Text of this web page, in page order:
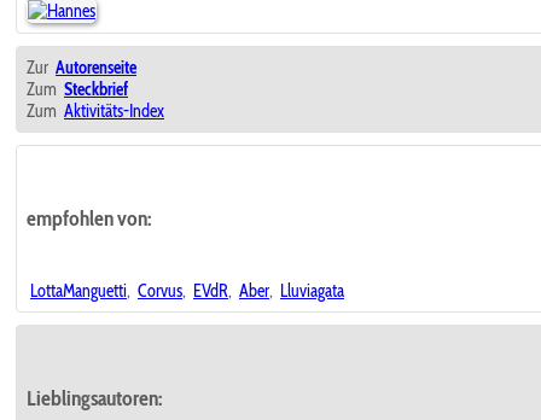
Zur Autorenseite
Zum Steckbrief
Zum Aktivitäts-Index
empfohlen von:
LottaManguetti, Corvus, EVdR, Aber, Lluviagata
Lieblingsautoren: